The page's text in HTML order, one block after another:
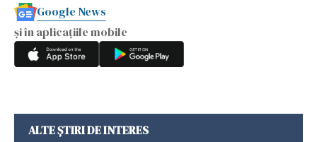
Google News
și în aplicațiile mobile
ALTE ȘTIRI DE INTERES